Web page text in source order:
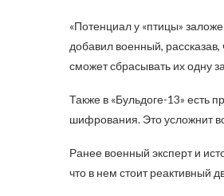
«Потенциал у «птицы»
добавил военный,
сможет сбрасывать их одну
Также в «Бульдоге-13» есть
шифрования. Это усложнит
Ранее военный эксперт и
что в нем стоит реактивный